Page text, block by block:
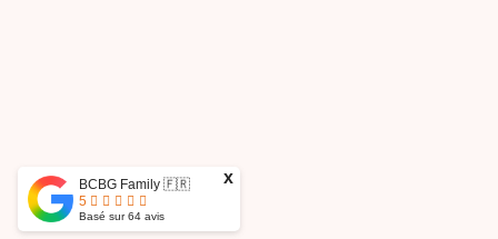
BCBG Family 🇫🇷
5
Basé sur64 avis
x